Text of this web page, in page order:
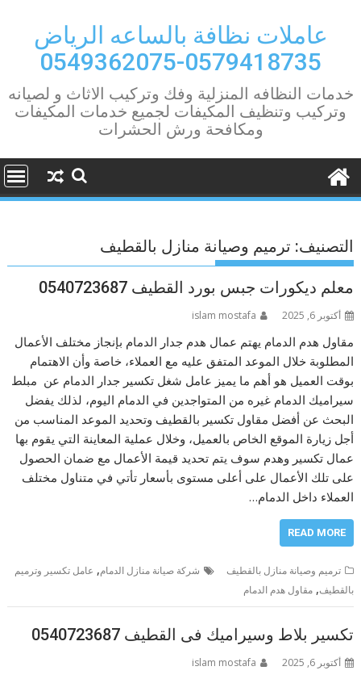
contentعاملات نظافة بالساعه الرياض
0579418735-0549362075
خدمات النظافه المنزلية وفك وتركيب الاثاث و لصيانه
وتركيب وتنظيف المكيفات لجميع خدمات المكيفات
ومكافحة ورش الحشرات
التصنيف: ترميم وصيانة منازل بالقطيف
معلم ديكورات جبس بورد القطيف 0540723687
أكتوبر 6, 2025 islam mostafa
مقاول هدم الدمام يهتم عمال هدم جدار الدمام بإنجاز مختلف الأعمال
المطلوبة خلال الموعد المتفق عليه مع العملاء، خاصة وأن الاهتمام
بوقت العميل هو أهم ما يميز عامل شغل تكسير جدار الدمام عن مبلط
سيراميك الدمام غيره من المتواجدين في الدمام اليوم، لذلك يفضل
البحث عن أفضل مقاول تكسير بالقطيف وتحديد الموعد المناسب من
أجل زيارة الموقع الخاص بالعميل، وخلال عملية المعاينة التي يقوم بها
عمال تكسير وهدم سوف يتم تحديد قيمة الأعمال مع ضمان الحصول
على تلك الأعمال على أعلى مستوى بأسعار تأتي في متناول مختلف
العملاء داخل الدمام…
READ MORE
ترميم وصيانة منازل بالقطيف شركة صيانة منازل الدمام, عامل تكسير وترميم
بالقطيف,مقاول هدم الدمام
تكسير بلاط وسيراميك فى القطيف 0540723687
أكتوبر 6, 2025 islam mostafa